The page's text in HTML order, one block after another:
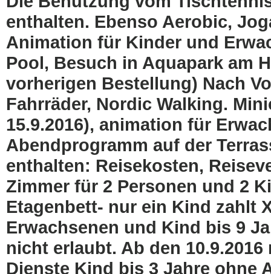
enthalten. Ebenso Aerobic,
Animation für Kinder und
Pool, Besuch in Aquapark am
vorherigen Bestellung) Nach
Fahrräder, Nordic Walking.
15.9.2016), animation für
Abendprogramm auf der
enthalten: Reisekosten,
Zimmer für 2 Personen und 2
Etagenbett- nur ein Kind zahlt
Erwachsenen und Kind bis 9
nicht erlaubt. Ab den
Dienste Kind bis 3 Jahre ohne